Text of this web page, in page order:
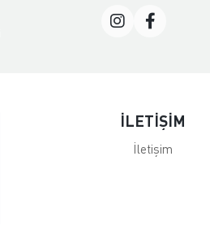
İLETİŞİM
İletişim